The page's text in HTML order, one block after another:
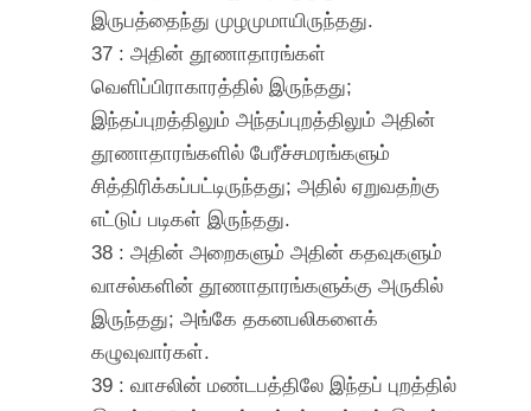
இருபத்தைந்து முழமுமாயிருந்தது.
37 : அதின் தூணாதாரங்கள்
வெளிப்பிராகாரத்தில் இருந்தது;
இந்தப்புறத்திலும் அந்தப்புறத்திலும் அதின்
தூணாதாரங்களில் பேரீச்சமரங்களும்
சித்திரிக்கப்பட்டிருந்தது; அதில் ஏறுவதற்கு
எட்டுப் படிகள் இருந்தது.
38 : அதின் அறைகளும் அதின் கதவுகளும்
வாசல்களின் தூணாதாரங்களுக்கு அருகில்
இருந்தது; அங்கே தகனபலிகளைக்
கழுவுவார்கள்.
39 : வாசலின் மண்டபத்திலே இந்தப் புறத்தில்